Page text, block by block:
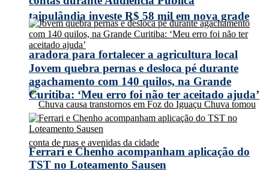
taipulândia investe R$ 58 mil em nova grade
aradora para fortalecer a agricultura local
Jovem quebra pernas e desloca pé durante
agachamento com 140 quilos, na Grande
Curitiba: ‘Meu erro foi não ter aceitado ajuda’
Ferrari e Chenho acompanham aplicação do
TST no Loteamento Sausen